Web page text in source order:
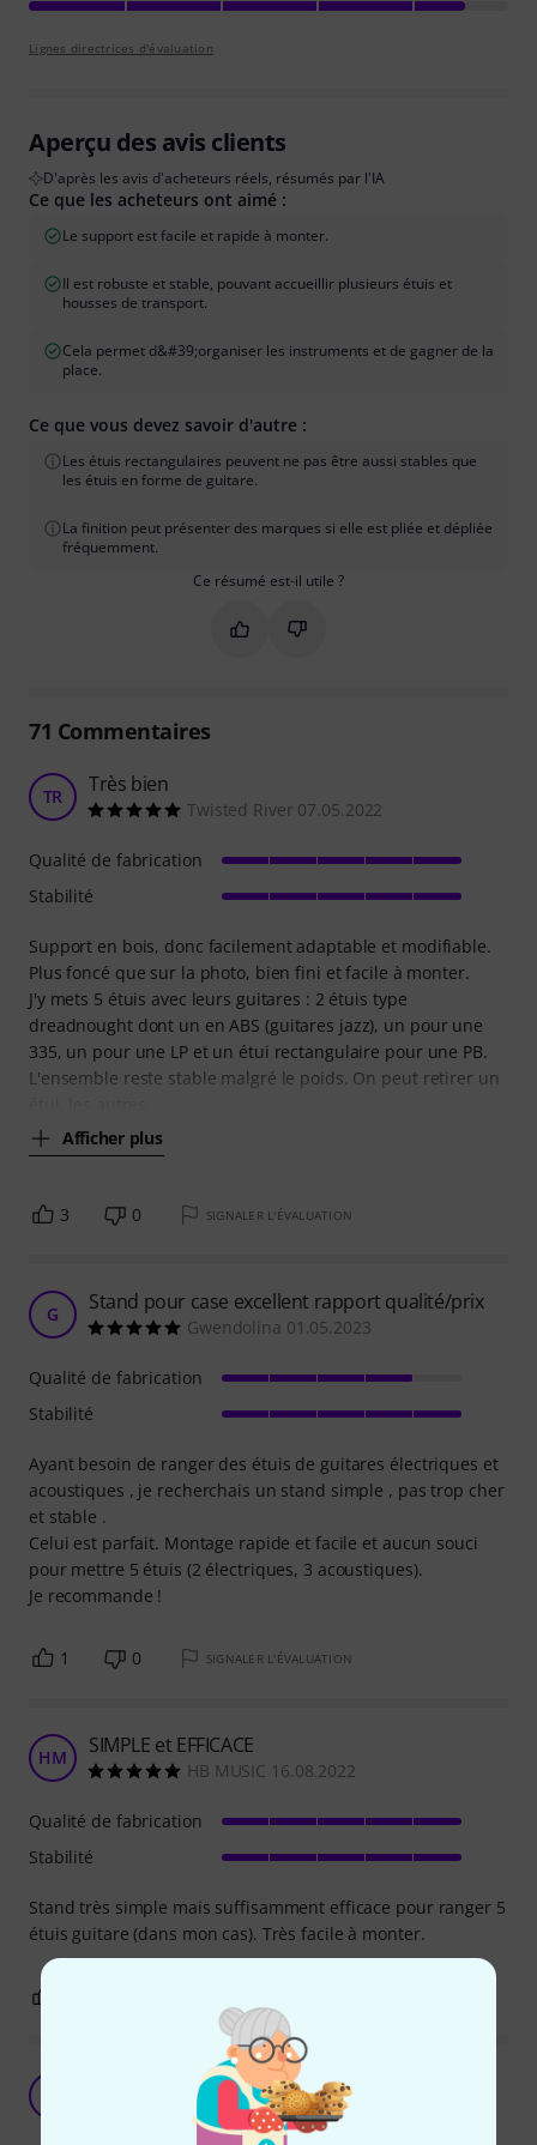
Lignes directrices d'évaluation
Aperçu des avis clients
D'après les avis d'acheteurs réels, résumés par l'IA
Ce que les acheteurs ont aimé :
Le support est facile et rapide à monter.
Il est robuste et stable, pouvant accueillir plusieurs étuis et
housses de transport.
Cela permet d&#39;organiser les instruments et de gagner de la
place.
Ce que vous devez savoir d'autre :
Les étuis rectangulaires peuvent ne pas être aussi stables que
les étuis en forme de guitare.
La finition peut présenter des marques si elle est pliée et dépliée
fréquemment.
Ce résumé est-il utile ?
Marquer ce résumé comme utile
Marquer ce résumé comme
71 Commentaires
TR Très bien
Twisted River 07.05.2022
Support en bois, donc facilement adaptable et modifiable.
Plus foncé que sur la photo, bien fini et facile à monter.
J'y mets 5 étuis avec leurs guitares : 2 étuis type
dreadnought dont un en ABS (guitares jazz), un pour une
335, un pour une LP et un étui rectangulaire pour une PB.
L'ensemble reste stable malgré le poids. On peut retirer un
Afficher plus
Qualité de fabrication
Stabilité
3 0 SIGNALER L'ÉVALUATION
G Stand pour case excellent rapport qualité/prix
Gwendolina 01.05.2023
Ayant besoin de ranger des étuis de guitares électriques et
acoustiques , je recherchais un stand simple , pas trop cher
et stable .
Celui est parfait. Montage rapide et facile et aucun souci
pour mettre 5 étuis (2 électriques, 3 acoustiques).
Je recommande !
Qualité de fabrication
Stabilité
1 0 SIGNALER L'ÉVALUATION
HM SIMPLE et EFFICACE
HB MUSIC 16.08.2022
Stand très simple mais suffisamment efficace pour ranger 5
étuis guitare (dans mon cas). Très facile à monter.
Qualité de fabrication
Stabilité
Fredo 10/05 10.05.2023